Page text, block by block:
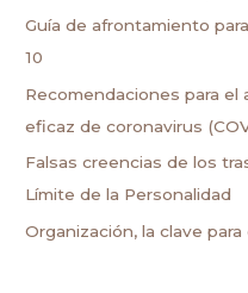
r
p
Guía de afrontamiento
10
Recomendaciones para
eficaz de coronavirus
Falsas creencias de los
Límite de la Personalidad
Organización, la clave para